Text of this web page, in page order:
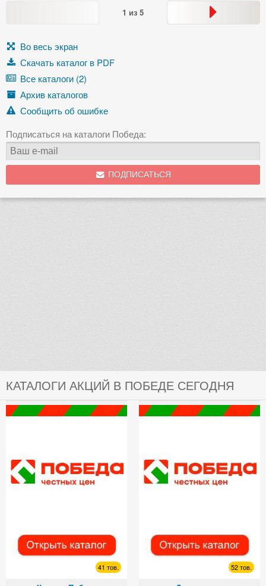
1 из 5
Во весь экран
Скачать каталог в PDF
Все каталоги (2)
Архив каталогов
Сообщить об ошибке
Подписаться на каталоги Победа:
ПОДПИСАТЬСЯ
КАТАЛОГИ АКЦИЙ В ПОБЕДЕ СЕГОДНЯ
41 тов. 52 тов.